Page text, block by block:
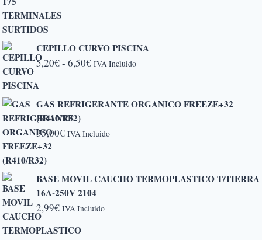
CEPILLO CURVO PISCINA
5,20€- 6,50€Rango
desde
hasta
IVA Incluido
GAS REFRIGERANTE ORGANICO FREEZE+32
(R410/R32)
35,00€ IVA Incluido
BASE MOVIL CAUCHO TERMOPLASTICO T/TIERRA
16A-250V 2104
2,99€ IVA Incluido